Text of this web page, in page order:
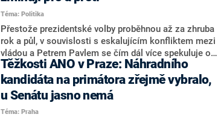
Tejce (za ANO) či vládní zmocněnkyně pro lidská
práva Taťány Malé (ANO). Označením „svoloč“ na
adresu vlády prý byla ještě hodná. Decroix se také
vrátila k volební porážce koalice Spolu či promluvila o
hnutí Naše Česko Martina Kuby.
Téma: Politika
Přestože prezidentské volby proběhnou až za zhruba
rok a půl, v souvislosti s eskalujícím konfliktem mezi
vládou a Petrem Pavlem se čím dál více spekuluje o
tom, koho by do bitvy o Hrad mohla vyslat současná
koalice. Někteří političtí komentátoři znovu vytahují
jméno premiéra Andreje Babiše (ANO). Jak moc je
pravděpodobné, že se v prezidentských volbách 2028
bude znovu opakovat souboj z roku 2023?
Těžkosti ANO v Praze: Náhradního
kandidáta na primátora zřejmě vybralo,
u Senátu jasno nemá
Téma: Praha